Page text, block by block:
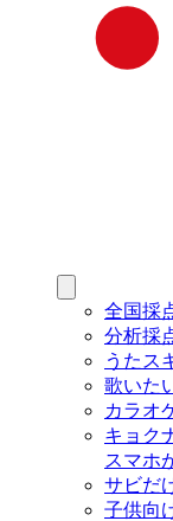
全国採
分析採
うたス
歌いた
カラオ
キョク
スマホ
サビだ
子供向